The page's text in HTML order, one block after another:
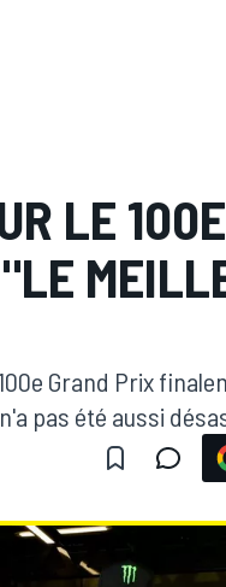
LE
Grand Prix
pas été aussi